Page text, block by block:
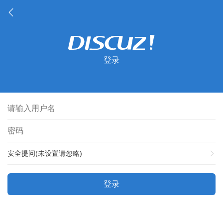
登录
安全提问(未设置请忽略)
登录